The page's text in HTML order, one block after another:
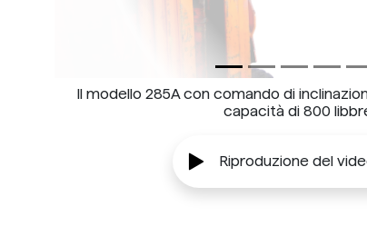
Il modello 285A con comando di
capacità di 800
Riproduzione del